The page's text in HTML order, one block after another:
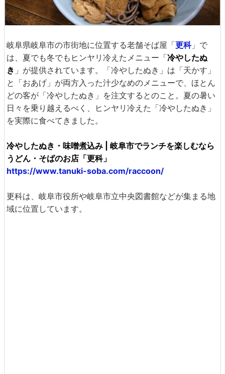
岐阜県岐阜市の市街地に位置する老舗そば屋「更科」で
は、夏でも冬でもヒンヤリ冷えたメニュー「冷やしたぬ
き 」が提供されています。「冷やしたぬき」は「天かす」
と「おあげ」が両方入った汁少なめのメニューで、ほとん
どの客が「冷やしたぬき」を注文するとのこと。夏の暑い
日々を乗り越えるべく、ヒンヤリ冷えた「冷やしたぬき」
を実際に食べてきました。
冷やしたぬき・味噌煮込み | 岐阜市でランチを楽しむなら
うどん・そばのお店「更科」
https://www.tanuki-soba.com/raccoon/
更科は、岐阜市役所や岐阜市立中央図書館などが集まる地
域に位置しています。